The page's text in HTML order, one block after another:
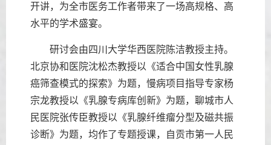
开讲，为全市医务工作者带来了一场高规格、高
水平的学术盛宴。
研讨会由四川大学华西医院陈洁教授主持。
北京协和医院沈松杰教授以《适合中国女性乳腺
癌筛查模式的探索》为题，慢病项目指导专家杨
宗龙教授以《乳腺专病库创新》为题，聊城市人
民医院张传臣教授以《乳腺纤维瘤分型及磁共振
诊断》为题，均作了专题授课，自贡市第一人民